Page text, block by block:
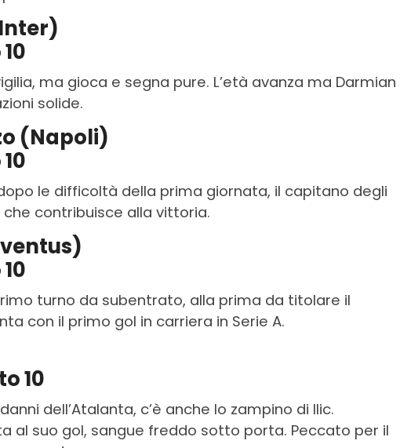
ma gioca e segna pure. L’età avanza ma Darmian
solide.
(Napoli)
le difficoltà della prima giornata, il capitano degli
contribuisce alla vittoria.
turno da subentrato, alla prima da titolare il
con il primo gol in carriera in Serie A.
10
dell’Atalanta, c’è anche lo zampino di Ilic.
al suo gol, sangue freddo sotto porta. Peccato per il